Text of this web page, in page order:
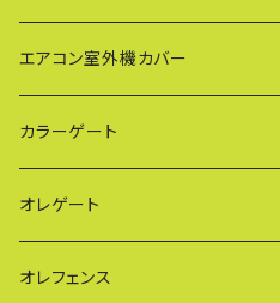
PXG（EXG廉価版/傾斜地対応アル
BXGシリーズ（傾斜地対応/家庭用
FXG（一輪/傾斜地対応アルミゲー
HXG（傾斜地対応アルミゲート）
エアコン室外機カバー
通常サイズ KB90
大型サイズ KB93
特大サイズ KB108
カラーゲート
QXGシリーズ（ご家庭用）
SXGシリーズ(ご家庭用/ペットゲー
オレゲート
オレフェンス